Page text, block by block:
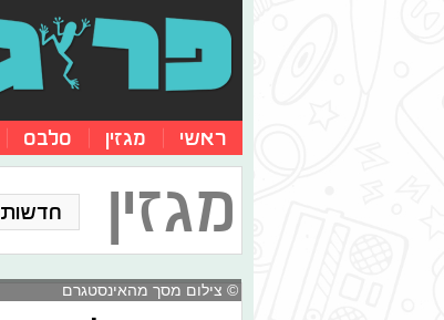
ראשי מגזין סלבס
מגזין חדשות
© צילום מסך מהאינסטגרם